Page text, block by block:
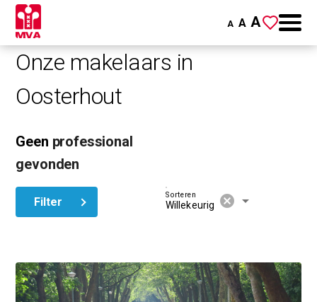
A A A
Onze makelaars in
Oosterhout
Filter
Geen professional
gevonden
Willekeurig
Sorteren cancel arrow_drop_down